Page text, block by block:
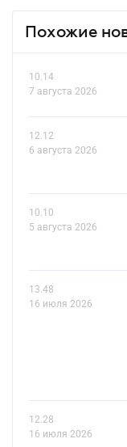
Похожие
10.14
7 августа 2026
12.12
6 августа 2026
10.10
5 августа 2026
13.48
16 июля 2026
12.28
16 июля 2026